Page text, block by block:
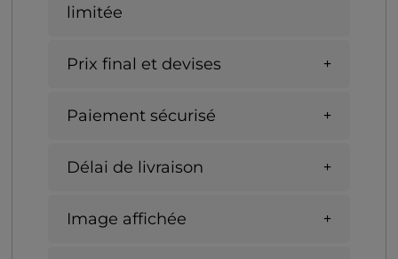
limitée
Prix final et devises
Paiement sécurisé
Délai de livraison
Image affichée